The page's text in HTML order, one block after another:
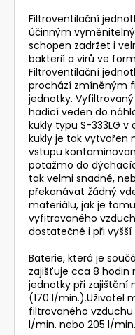
Filtroventilační
účinným
schopen zadržet i
bakterií a virů ve
Filtroventilační
prochází zmíněným
jednotky.
hadicí veden do
kukly typu S-333LG
kukly je tak vytvořen
vstupu
potažmo do
tak velmi snadné,
překonávat žádný
materiálu, jak je
vyfitrovaného
dostatečné i při
Baterie, která je
zajišťuje cca 8 hodin
jednotky při zajištění
(170 l/min.).Uživatel
filtrovaného vzduchu
l/min. nebo 205 l/min.